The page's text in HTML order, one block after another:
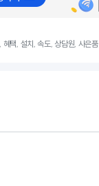
택, 설치, 속도, 상담원, 사은품